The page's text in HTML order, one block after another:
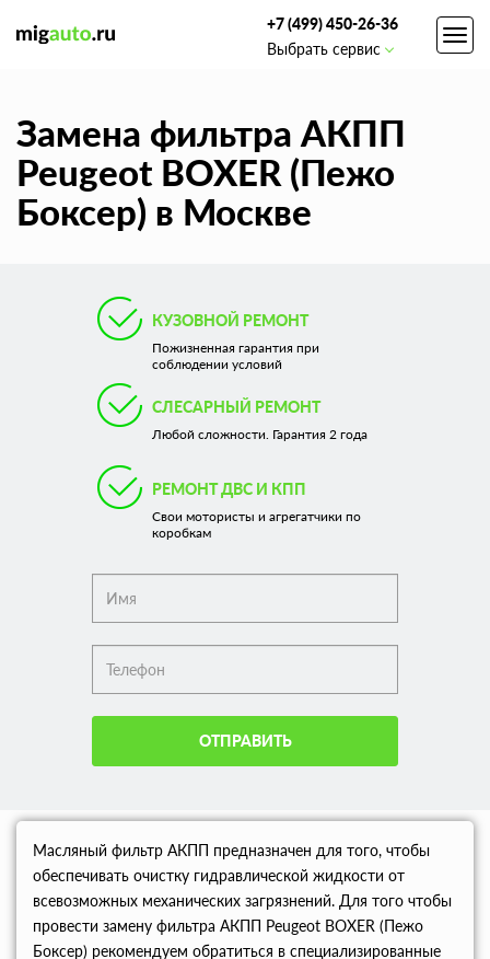
+7 (499) 450-26-36
Выбрать сервис
Замена фильтра АКПП
Peugeot BOXER (Пежо
Боксер) в Москве
КУЗОВНОЙ РЕМОНТ
Пожизненная гарантия при
соблюдении условий
СЛЕСАРНЫЙ РЕМОНТ
Любой сложности. Гарантия 2 года
РЕМОНТ ДВС И КПП
Свои мотористы и агрегатчики по
коробкам
ОТПРАВИТЬ
Масляный фильтр АКПП предназначен для того, чтобы
обеспечивать очистку гидравлической жидкости от
всевозможных механических загрязнений. Для того чтобы
провести замену фильтра АКПП Peugeot BOXER (Пежо
Боксер) рекомендуем обратиться в специализированные